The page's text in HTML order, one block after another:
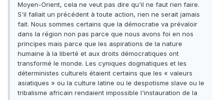
Moyen-Orient, cela ne veut pas dire qu'il ne faut rien faire.
S'il fallait un précédent à toute action, rien ne serait jamais
fait. Nous sommes certains que la démocratie va prévaloir
dans la région non pas parce que nous avons foi en nos
principes mais parce que les aspirations de la nature
humaine à la liberté et aux droits démocratiques ont
transformé le monde. Les cyniques dogmatiques et les
déterministes culturels étaient certains que les « valeurs
asiatiques » ou la culture latine ou le despotisme slave ou le
tribalisme africain rendaient impossible l'instauration de la